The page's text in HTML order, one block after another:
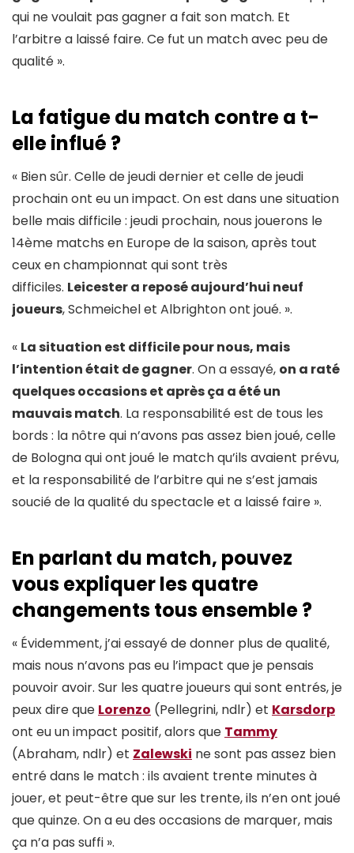
qui ne voulait pas gagner a fait son match. Et
l’arbitre a laissé faire. Ce fut un match avec peu de
qualité ».
La fatigue du match contre a t-
elle influé ?
« Bien sûr. Celle de jeudi dernier et celle de jeudi
prochain ont eu un impact. On est dans une situation
belle mais difficile : jeudi prochain, nous jouerons le
14ème matchs en Europe de la saison, après tout
ceux en championnat qui sont très
difficiles. Leicester a reposé aujourd’hui neuf
joueurs, Schmeichel et Albrighton ont joué. ».
« La situation est difficile pour nous, mais
l’intention était de gagner. On a essayé, on a raté
quelques occasions et après ça a été un
mauvais match. La responsabilité est de tous les
bords : la nôtre qui n’avons pas assez bien joué, celle
de Bologna qui ont joué le match qu’ils avaient prévu,
et la responsabilité de l’arbitre qui ne s’est jamais
soucié de la qualité du spectacle et a laissé faire ».
En parlant du match, pouvez
vous expliquer les quatre
changements tous ensemble ?
« Évidemment, j’ai essayé de donner plus de qualité,
mais nous n’avons pas eu l’impact que je pensais
pouvoir avoir. Sur les quatre joueurs qui sont entrés, je
peux dire que Lorenzo (Pellegrini, ndlr) et Karsdorp
ont eu un impact positif, alors que Tammy
(Abraham, ndlr) et Zalewski ne sont pas assez bien
entré dans le match : ils avaient trente minutes à
jouer, et peut-être que sur les trente, ils n’en ont joué
que quinze. On a eu des occasions de marquer, mais
ça n’a pas suffi ».